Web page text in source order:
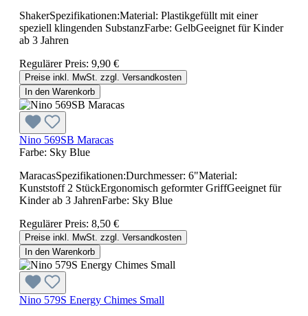
ShakerSpezifikationen:Material: Plastikgefüllt mit einer
speziell klingenden SubstanzFarbe: GelbGeeignet für Kinder
ab 3 Jahren
Regulärer Preis: 9,90 €
Preise inkl. MwSt. zzgl. Versandkosten
In den Warenkorb
Nino 569SB Maracas
Farbe: Sky Blue
MaracasSpezifikationen:Durchmesser: 6"Material:
Kunststoff 2 StückErgonomisch geformter GriffGeeignet für
Kinder ab 3 JahrenFarbe: Sky Blue
Regulärer Preis: 8,50 €
Preise inkl. MwSt. zzgl. Versandkosten
In den Warenkorb
Nino 579S Energy Chimes Small